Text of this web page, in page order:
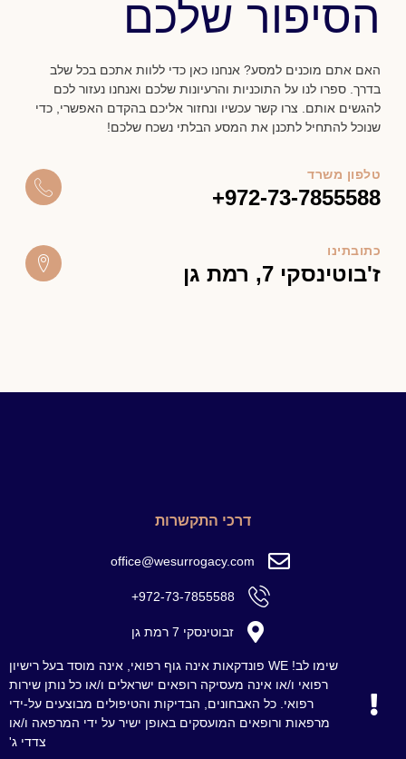
הסיפור שלכם
האם אתם מוכנים למסע? אנחנו כאן כדי ללוות אתכם בכל שלב
בדרך. ספרו לנו על התוכניות והרעיונות שלכם ואנחנו נעזור לכם
להגשים אותם. צרו קשר עכשיו ונחזור אליכם בהקדם האפשרי, כדי
שנוכל להתחיל לתכנן את המסע הבלתי נשכח שלכם!
טלפון משרד
+972-73-7855588
כתובתינו
ז'בוטינסקי 7, רמת גן
דרכי התקשרות
office@wesurrogacy.com
972-73-7855588+
זבוטינסקי 7 רמת גן
שימו לב! WE פונדקאות אינה גוף רפואי, אינה מוסד בעל רישיון
רפואי ו/או אינה מעסיקה רופאים ישראלים ו/או כל נותן שירות
רפואי. כל האבחונים, הבדיקות והטיפולים מבוצעים על‑ידי
מרפאות ורופאים המועסקים באופן ישיר על ידי המרפאה ו/או
צדדי ג'